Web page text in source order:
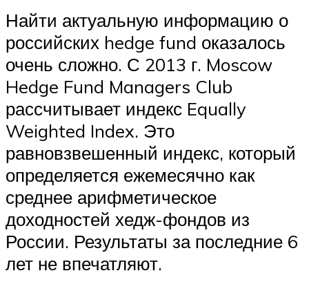
Найти актуальную информацию о
российских hedge fund оказалось
очень сложно. С 2013 г. Moscow
Hedge Fund Managers Club
рассчитывает индекс Equally
Weighted Index. Это
равновзвешенный индекс, который
определяется ежемесячно как
среднее арифметическое
доходностей хедж-фондов из
России. Результаты за последние 6
лет не впечатляют.